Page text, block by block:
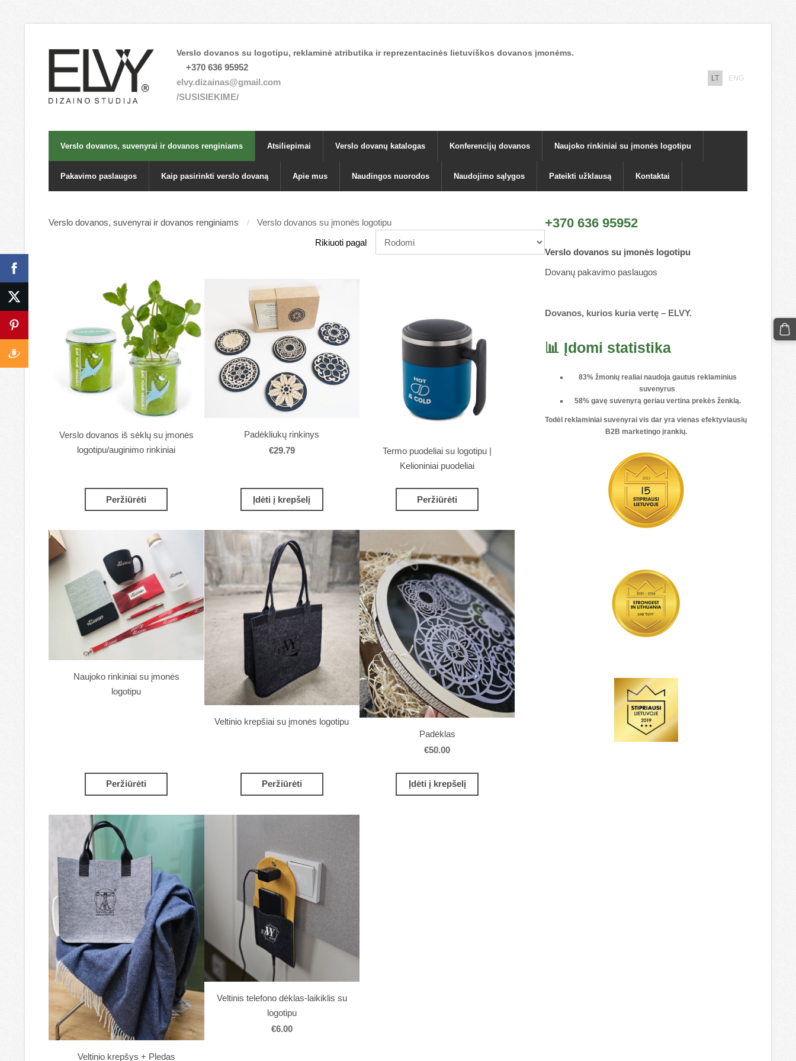
Verslo dovanos su logotipu, reklaminė atributika ir reprezentacinės lietuviškos dovanos įmonėms.
+370 636 95952
elvy.dizainas@gmail.com
/SUSISIEKIME/
LT ENG
Verslo dovanos, suvenyrai ir dovanos renginiams Atsiliepimai Verslo dovanų katalogas Konferencijų dovanos Naujoko rinkiniai su įmonės logotipu
Pakavimo paslaugos Kaip pasirinkti verslo dovaną Apie mus Naudingos nuorodos Naudojimo sąlygos Pateikti užklausą Kontaktai
+370 636 95952
Verslo dovanos su įmonės logotipu
Dovanų pakavimo paslaugos
Dovanos, kurios kuria vertę – ELVY.
📊 Įdomi statistika
83% žmonių realiai naudoja gautus reklaminius
suvenyrus.
58% gavę suvenyrą geriau vertina prekės ženklą.
Todėl reklaminiai suvenyrai vis dar yra vienasefektyviausių
B2B marketingo įrankių.
Verslo dovanos, suvenyrai ir dovanos renginiams
Verslo dovanos su įmonės logotipu
Rikiuoti pagal
Verslo dovanos iš sėklų su įmonės
logotipu/auginimo rinkiniai
Peržiūrėti
Padėkliukų rinkinys
€29.79
Įdėti į krepšelį
Termo puodeliai su logotipu |
Kelioniniai puodeliai
Peržiūrėti
Naujoko rinkiniai su įmonės
logotipu
Peržiūrėti
Veltinio krepšiai su įmonės logotipu
Peržiūrėti
Padėklas
€50.00
Įdėti į krepšelį
Veltinio krepšys + Pledas
Veltinis telefono dėklas-laikiklis su
logotipu
€6.00